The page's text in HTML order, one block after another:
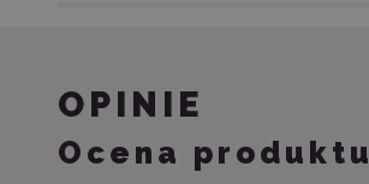
OPINIE
Ocena produktu